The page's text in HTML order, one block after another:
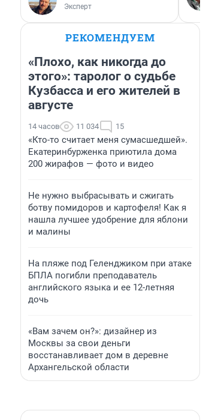
Эксперт
РЕКОМЕНДУЕМ
«Плохо, как никогда до
этого»: таролог о судьбе
Кузбасса и его жителей в
августе
14 часов 11 034 15
«Кто-то считает меня сумасшедшей».
Екатеринбурженка приютила дома
200 жирафов — фото и видео
Не нужно выбрасывать и сжигать
ботву помидоров и картофеля! Как я
нашла лучшее удобрение для яблони
и малины
На пляже под Геленджиком при атаке
БПЛА погибли преподаватель
английского языка и ее 12-летняя
дочь
«Вам зачем он?»: дизайнер из
Москвы за свои деньги
восстанавливает дом в деревне
Архангельской области